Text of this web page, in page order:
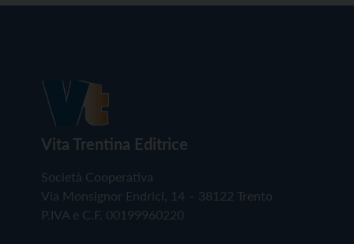
Vita Trentina Editrice
Società Cooperativa
Via Monsignor Endrici, 14 – 38122 Trento
P.IVA e C.F. 00199960220